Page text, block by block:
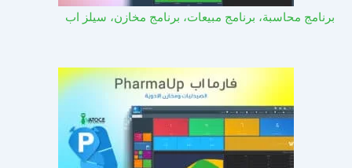
برنامج محاسبة، برنامج مبيعات، برنامج مخازن، سيلز اب